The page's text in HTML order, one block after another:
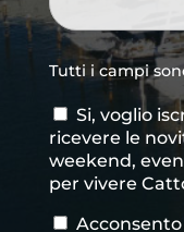
Tutti i campi
Consenso
newsletter
Si, voglio
ricevere le
weekend,
per vivere
Consenso*